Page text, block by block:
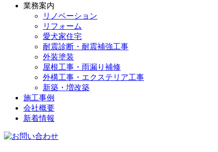
業務案内
リノベーション
リフォーム
愛犬家住宅
耐震診断・耐震補強工事
外装塗装
屋根工事・雨漏り補修
外構工事・エクステリア工事
新築・増改築
施工事例
会社概要
新着情報